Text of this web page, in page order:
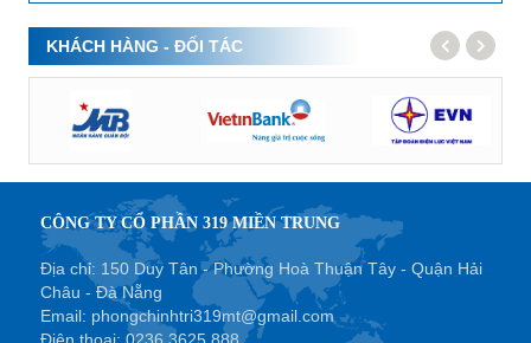
KHÁCH HÀNG - ĐỐI TÁC
CÔNG TY CỔ PHẦN 319 MIỀN TRUNG
Địa chỉ: 150 Duy Tân - Phường Hoà Thuận Tây - Quận Hải
Châu - Đà Nẵng
Email: phongchinhtri319mt@gmail.com